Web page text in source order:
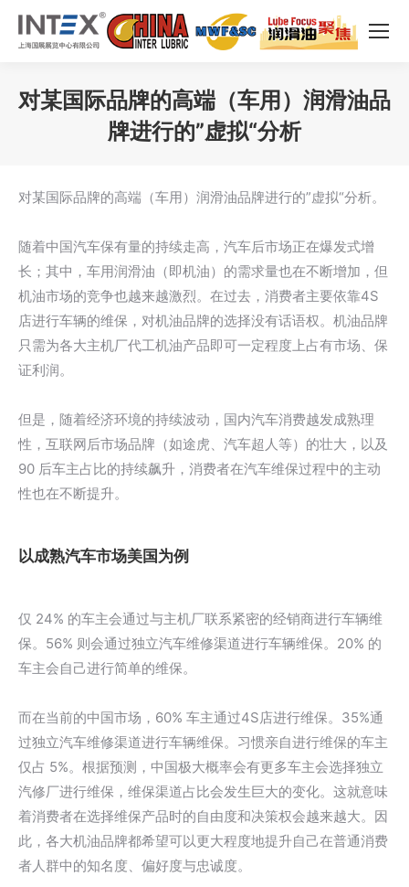
对某国际品牌的高端（车用）润滑油品
牌进行的”虚拟“分析
对某国际品牌的高端（车用）润滑油品牌进行的”虚拟“分析。
随着中国汽车保有量的持续走高，汽车后市场正在爆发式增
长；其中，车用润滑油（即机油）的需求量也在不断增加，但
机油市场的竞争也越来越激烈。在过去，消费者主要依靠4S
店进行车辆的维保，对机油品牌的选择没有话语权。机油品牌
只需为各大主机厂代工机油产品即可一定程度上占有市场、保
证利润。
但是，随着经济环境的持续波动，国内汽车消费越发成熟理
性，互联网后市场品牌（如途虎、汽车超人等）的壮大，以及
90 后车主占比的持续飙升，消费者在汽车维保过程中的主动
性也在不断提升。
以成熟汽车市场美国为例
仅 24% 的车主会通过与主机厂联系紧密的经销商进行车辆维
保。56% 则会通过独立汽车维修渠道进行车辆维保。20% 的
车主会自己进行简单的维保。
而在当前的中国市场，60% 车主通过4S店进行维保。35%通
过独立汽车维修渠道进行车辆维保。习惯亲自进行维保的车主
仅占 5%。根据预测，中国极大概率会有更多车主会选择独立
汽修厂进行维保，维保渠道占比会发生巨大的变化。这就意味
着消费者在选择维保产品时的自由度和决策权会越来越大。因
此，各大机油品牌都希望可以更大程度地提升自己在普通消费
者人群中的知名度、偏好度与忠诚度。